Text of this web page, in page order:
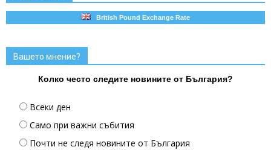
British Pound Exchange Rate
Вашето мнение?
Колко често следите новините от България?
Всеки ден
Само при важни събития
Почти не следя новините от България